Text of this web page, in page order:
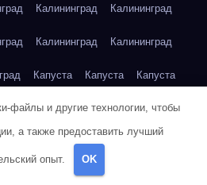
Калининград Калининград
Калининград Калининград
Капуста Капуста Капуста
Капуста Капуста Капуста
Картофель
Картофель Картофель
файлы и другие технологии, чтобы
а также предоставить лучший
опыт. OK